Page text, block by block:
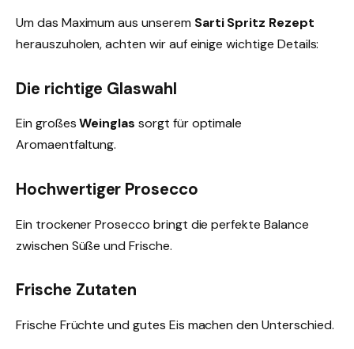
Um das Maximum aus unserem Sarti Spritz Rezept
herauszuholen, achten wir auf einige wichtige Details:
Die richtige Glaswahl
Ein großesWeinglas sorgt für optimale
Aromaentfaltung.
Hochwertiger Prosecco
Ein trockener Prosecco bringt die perfekte Balance
zwischen Süße und Frische.
Frische Zutaten
Frische Früchte und gutes Eis machen den Unterschied.